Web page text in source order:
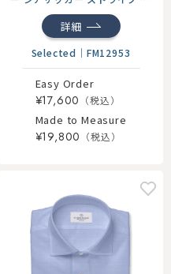
ープンカラーシャツ
詳細
Selected ｜ FM12953
Easy Order
¥17,600
Made to Measure
¥19,800